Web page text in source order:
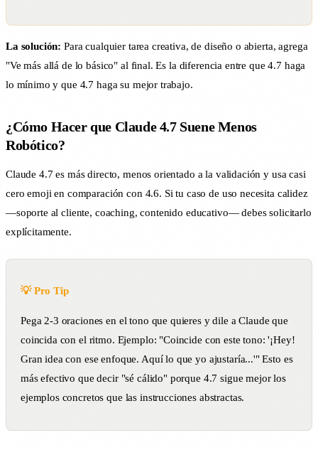
La solución: Para cualquier tarea creativa, de diseño o abierta, agrega
"Ve más allá de lo básico" al final. Es la diferencia entre que 4.7 haga
lo mínimo y que 4.7 haga su mejor trabajo.
¿Cómo Hacer que Claude 4.7 Suene Menos
Robótico?
Claude 4.7 es más directo, menos orientado a la validación y usa casi
cero emoji en comparación con 4.6. Si tu caso de uso necesita calidez
—soporte al cliente, coaching, contenido educativo— debes solicitarlo
explícitamente.
💡 Pro Tip
Pega 2-3 oraciones en el tono que quieres y dile a Claude que
coincida con el ritmo. Ejemplo: "Coincide con este tono: '¡Hey!
Gran idea con ese enfoque. Aquí lo que yo ajustaría...'" Esto es
más efectivo que decir "sé cálido" porque 4.7 sigue mejor los
ejemplos concretos que las instrucciones abstractas.